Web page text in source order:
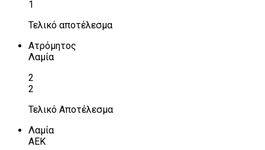
1
Τελικό αποτέλεσμα
Ατρόμητος
Λαμία
2
2
Τελικό Αποτέλεσμα
Λαμία
ΑΕΚ